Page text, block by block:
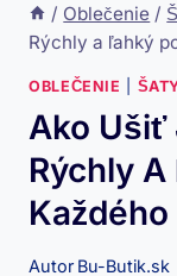
/ Oblečenie /
Rýchly a ľahký
OBLEČENIE
Ako Ušiť
Rýchly
Každého
Autor Bu-Butik.sk